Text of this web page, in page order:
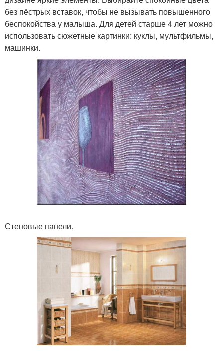
без пёстрых вставок, чтобы не вызывать повышенного
беспокойства у малыша. Для детей старше 4 лет можно
использовать сюжетные картинки: куклы, мультфильмы,
машинки.
Стеновые панели.